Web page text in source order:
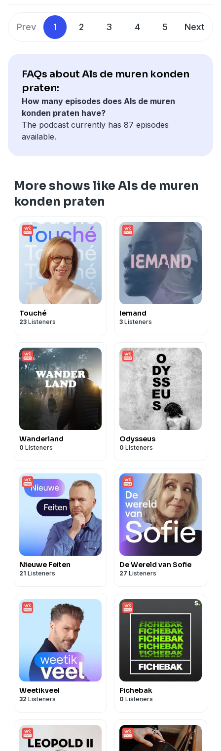
Prev 1 2 3 4 5 Next
FAQs about Als de muren konden
praten:
How many episodes does Als de muren
konden praten have?
The podcast currently has 87 episodes
available.
More shows like Als de muren
konden praten
Touché
23 Listeners
Iemand
3 Listeners
Wanderland
0 Listeners
Odysseus
0 Listeners
Nieuwe Feiten
21 Listeners
De Wereld van Sofie
27 Listeners
Weetikveel
32 Listeners
Fichebak
0 Listeners